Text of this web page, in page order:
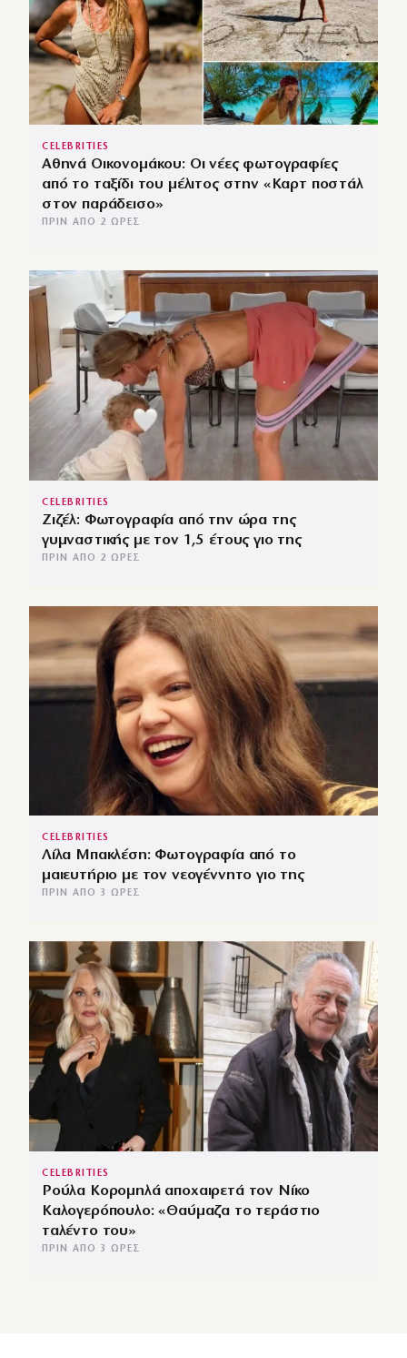
CELEBRITIES
Αθηνά Οικονομάκου: Οι νέες φωτογραφίες
από το ταξίδι του μέλιτος στην «Καρτ ποστάλ
στον παράδεισο»
ΠΡΙΝ ΑΠΌ 2 ΏΡΕΣ
CELEBRITIES
Ζιζέλ: Φωτογραφία από την ώρα της
γυμναστικής με τον 1,5 έτους γιο της
ΠΡΙΝ ΑΠΌ 2 ΏΡΕΣ
CELEBRITIES
Λίλα Μπακλέση: Φωτογραφία από το
μαιευτήριο με τον νεογέννητο γιο της
ΠΡΙΝ ΑΠΌ 3 ΏΡΕΣ
CELEBRITIES
Ρούλα Κορομηλά αποχαιρετά τον Νίκο
Καλογερόπουλο: «Θαύμαζα το τεράστιο
ταλέντο του»
ΠΡΙΝ ΑΠΌ 3 ΏΡΕΣ